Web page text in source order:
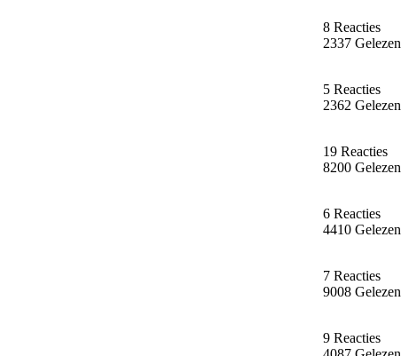
8 Reacties
2337 Gelezen
5 Reacties
2362 Gelezen
19 Reacties
8200 Gelezen
6 Reacties
4410 Gelezen
7 Reacties
9008 Gelezen
9 Reacties